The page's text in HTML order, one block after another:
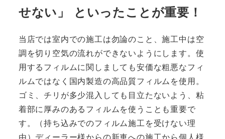
せない」 といったことが重要！
当店では室内での施工は勿論のこと、施工中は空
調を切り空気の流れができないようにします。 使
用するフィルムに関しましても安価な粗悪なフィ
ルムではなく国内製造の高品質フィルムを使用。
ゴミ、チリが多少混入しても目立たないよう、粘
着部に厚みのあるフィルムを使うことも重要で
す。（持ち込みでのフィルム施工を受けない理
由） ディーラー様からの新車への施工から個人様